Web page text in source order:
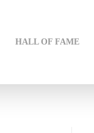
HALL OF FAME